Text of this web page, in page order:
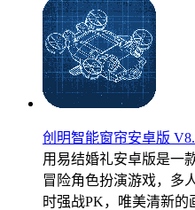
创明智能窗帘安卓版
用易结婚礼安卓版是一
冒险角色扮演游戏，多
时强战PK，唯美清新的